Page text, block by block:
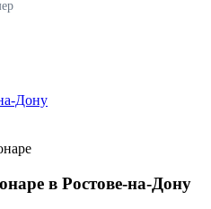
Дону
в Ростове-на-Дону